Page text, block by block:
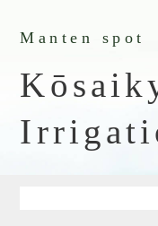
Manten spot